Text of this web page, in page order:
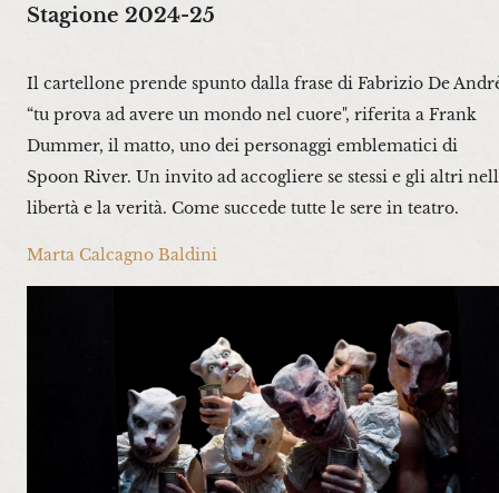
Stagione 2024-25
Il cartellone prende spunto dalla frase di Fabrizio De
“tu prova ad avere un mondo nel cuore", riferita a Frank
Dummer, il matto, uno dei personaggi emblematici di
Spoon River. Un invito ad accogliere se stessi e gli altri
libertà e la verità. Come succede tutte le sere in teatro.
Marta Calcagno Baldini